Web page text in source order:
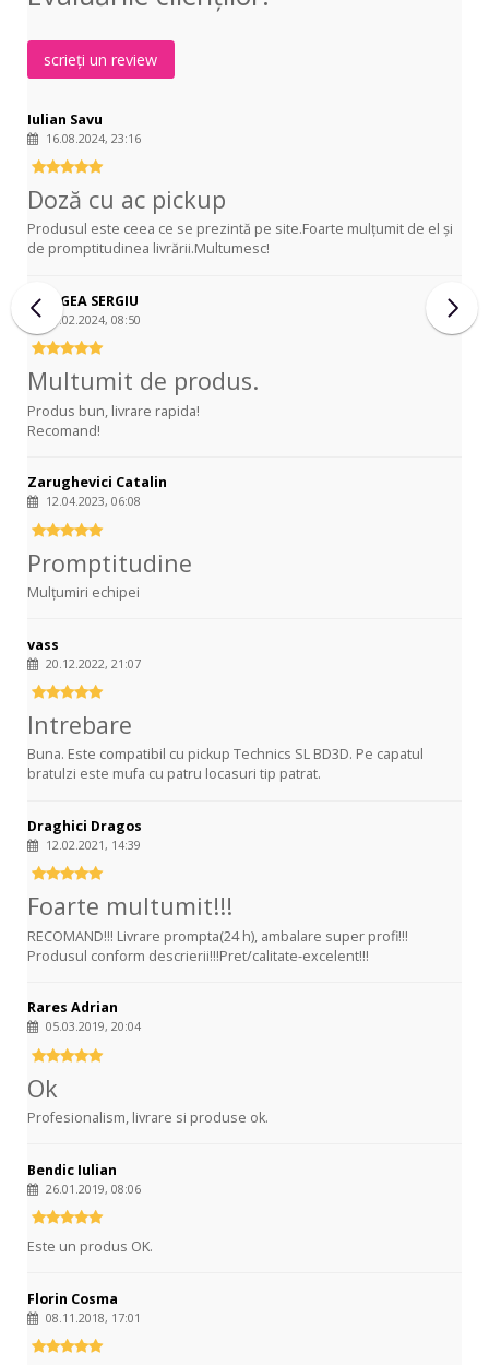
up
scrieți un review
Iulian Savu
16.08.2024, 23:16
Doză cu ac pickup
Produsul este ceea ce se prezintă pe site.Foarte mulțumit de el și
de promptitudinea livrării.Multumesc!
SELAGEA SERGIU
14.02.2024, 08:50
Multumit de produs.
Produs bun, livrare rapida!
Recomand!
Zarughevici Catalin
12.04.2023, 06:08
Promptitudine
Mulțumiri echipei
vass
20.12.2022, 21:07
Intrebare
Buna. Este compatibil cu pickup Technics SL BD3D. Pe capatul
bratulzi este mufa cu patru locasuri tip patrat.
Draghici Dragos
12.02.2021, 14:39
Foarte multumit!!!
RECOMAND!!! Livrare prompta(24 h), ambalare super profi!!!
Produsul conform descrierii!!!Pret/calitate-excelent!!!
Rares Adrian
05.03.2019, 20:04
Ok
Profesionalism, livrare si produse ok.
Bendic Iulian
26.01.2019, 08:06
Este un produs OK.
Florin Cosma
08.11.2018, 17:01